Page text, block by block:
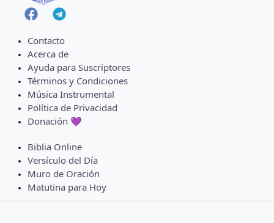
Contacto
Acerca de
Ayuda para Suscriptores
Términos y Condiciones
Música Instrumental
Política de Privacidad
Donación 💜
Biblia Online
Versículo del Día
Muro de Oración
Matutina para Hoy